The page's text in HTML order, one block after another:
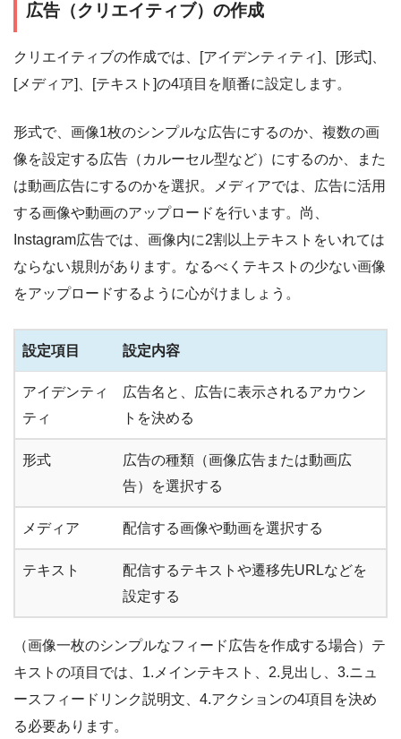
広告（クリエイティブ）の作成
クリエイティブの作成では、[アイデンティティ]、[形式]、
[メディア]、[テキスト]の4項目を順番に設定します。
形式で、画像1枚のシンプルな広告にするのか、複数の画
像を設定する広告（カルーセル型など）にするのか、また
は動画広告にするのかを選択。メディアでは、広告に活用
する画像や動画のアップロードを行います。尚、
Instagram広告では、画像内に2割以上テキストをいれては
ならない規則があります。なるべくテキストの少ない画像
をアップロードするように心がけましょう。
設定項目 設定内容
アイデンティ
ティ
広告名と、広告に表示されるアカウン
トを決める
形式
広告の種類（画像広告または動画広
告）を選択する
メディア 配信する画像や動画を選択する
テキスト
配信するテキストや遷移先URLなどを
設定する
（画像一枚のシンプルなフィード広告を作成する場合）テ
キストの項目では、1.メインテキスト、2.見出し、3.ニュ
ースフィードリンク説明文、4.アクションの4項目を決め
る必要あります。